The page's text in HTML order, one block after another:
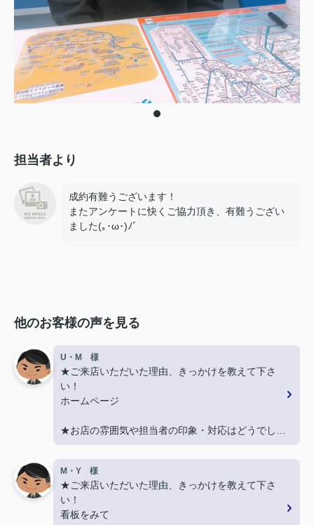
担当者より
成約有難うございます！
またアンケートに快くご協力頂き、有難うござい
ました(｡･ω･)ﾉﾞ
他のお客様の声を見る
U・M 様
★ご来店いただいた理由、きっかけを教えて下さ
い！
ホームページ
★お店の雰囲気や担当者の印象・対応はどうでした
か？
丁寧に、迅速にご対応頂き大変助かりました。
★担当者、または当店に一言お願い致します！
また引越しする機会があればよろしくお願いしま
す。
M・Y 様
★ご来店いただいた理由、きっかけを教えて下さ
い！
看板をみて